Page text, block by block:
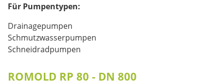
Für Pumpentypen:
Drainagepumpen
Schmutzwasserpumpen
Schneidradpumpen
ROMOLD RP 80 - DN 800